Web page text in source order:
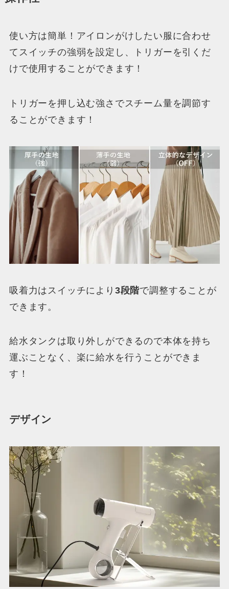
使い方は簡単！アイロンがけしたい服に合わせ
てスイッチの強弱を設定し、トリガーを引くだ
けで使用することができます！
トリガーを押し込む強さでスチーム量を調節す
ることができます！
吸着力はスイッチにより 3段階で調整することが
できます。
給水タンクは取り外しができるので本体を持ち
運ぶことなく、楽に給水を行うことができま
す！
デザイン